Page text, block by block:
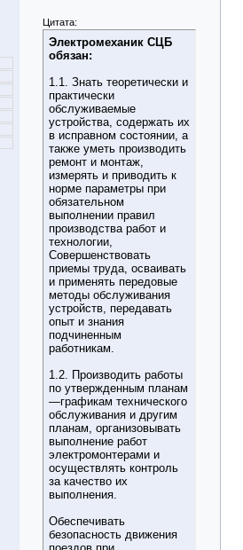
Цитата:
Электромеханик СЦБ
обязан:
1.1. Знать теоретически и
практически
обслуживаемые
устройства, содержать их
в исправном состоянии, а
также уметь производить
ремонт и монтаж,
измерять и приводить к
норме параметры при
обязательном
выполнении правил
производства работ и
технологии,
Совершенствовать
приемы труда, осваивать
и применять передовые
методы обслуживания
устройств, передавать
опыт и знания
подчиненным
работникам.
1.2. Производить работы
по утвержденным планам
—графикам технического
обслуживания и другим
планам, организовывать
выполнение работ
электромонтерами и
осуществлять контроль
за качество их
выполнения.
Обеспечивать
безопасность движения